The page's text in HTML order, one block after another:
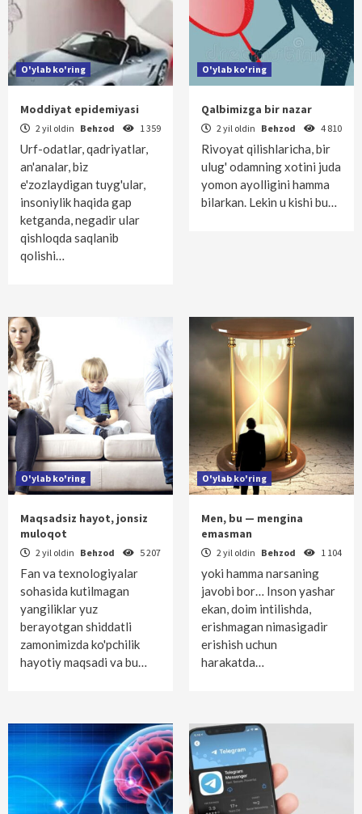
O'ylab ko'ring
Moddiyat epidemiyasi
2 yil oldin Behzod 1 359
Urf-odatlar, qadriyatlar,
an'analar, biz
e'zozlaydigan tuyg'ular,
insoniylik haqida gap
ketganda, negadir ular
qishloqda saqlanib
qolishi…
O'ylab ko'ring
Qalbimizga bir nazar
2 yil oldin Behzod 4 810
Rivoyat qilishlaricha, bir
ulug' odamning xotini juda
yomon ayolligini hamma
bilarkan. Lekin u kishi bu…
O'ylab ko'ring
Maqsadsiz hayot, jonsiz
muloqot
2 yil oldin Behzod 5 207
Fan va texnologiyalar
sohasida kutilmagan
yangiliklar yuz
berayotgan shiddatli
zamonimizda ko'pchilik
hayotiy maqsadi va bu…
O'ylab ko'ring
Men, bu — mengina
emasman
2 yil oldin Behzod 1 104
yoki hamma narsaning
javobi bor… Inson yashar
ekan, doim intilishda,
erishmagan nimasigadir
erishish uchun
harakatda…